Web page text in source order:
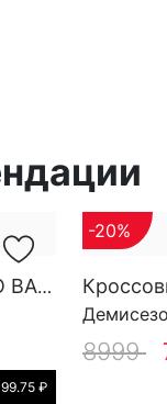
Кроссовки Strobbs MONO BASE M 3696-17
₽
-20%
8999